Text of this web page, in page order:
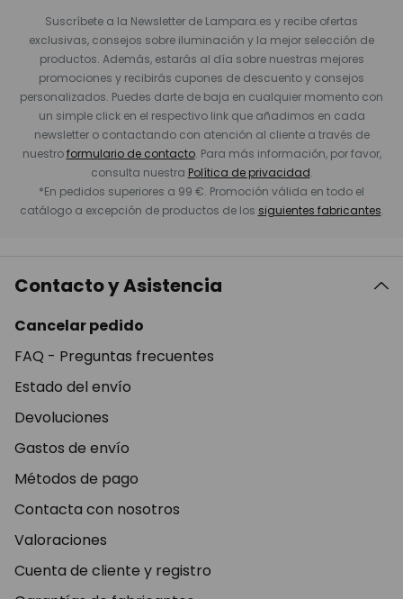
Suscríbete a la Newsletter de Lampara.es y recibe ofertas
exclusivas, consejos sobre iluminación y la mejor selección de
productos. Además, estarás al día sobre nuestras mejores
promociones y recibirás cupones de descuento y consejos
personalizados. Puedes darte de baja en cualquier momento con
un simple click en el respectivo link que añadimos en cada
newsletter o contactando con atención al cliente a través de
nuestroformulario de contacto. Para más información, por favor,
consulta nuestra Política de privacidad.
*En pedidos superiores a 99 €. Promoción válida en todo el
catálogo a excepción de productos de los siguientes fabricantes.
Contacto y Asistencia
Cancelar pedido
FAQ - Preguntas frecuentes
Estado del envío
Devoluciones
Gastos de envío
Métodos de pago
Contacta con nosotros
Valoraciones
Cuenta de cliente y registro